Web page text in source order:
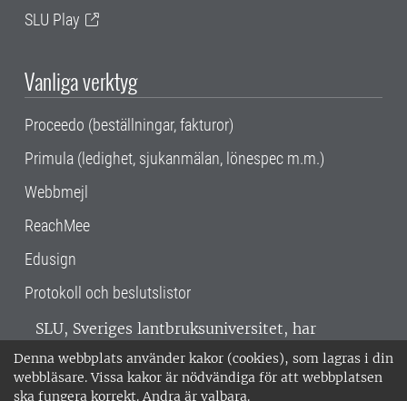
Denna webbplats använder kakor (cookies), som lagras i din
webbläsare. Vissa kakor är nödvändiga för att webbplatsen
ska fungera korrekt. Andra är valbara.
SLU Play
Vanliga verktyg
Proceedo (beställningar, fakturor)
Primula (ledighet, sjukanmälan, lönespec m.m.)
Webbmejl
ReachMee
Edusign
Protokoll och beslutslistor
SLU, Sveriges lantbruksuniversitet, har
verksamhet över hela Sverige. Huvudorter är
Alnarp, Uppsala och Umeå.SLU är
miljöcertifierat enligt ISO 14001. •